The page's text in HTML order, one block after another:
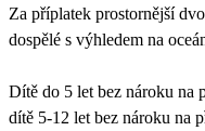
Za příplatek prostornější
dospělé s výhledem na
Dítě do 5 let bez nároku na
dítě 5-12 let bez nároku na